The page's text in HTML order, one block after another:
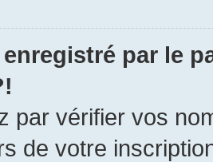
par le
par vérifier vos
de votre